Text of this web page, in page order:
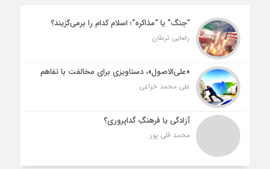
“جنگ” یا “مذاکره”؛ اسلام کدام را برمی‌گزیند؟
رضایی تربقان
«علی‌الاصول»، دستاویزی برای مخالفت با تفاهم
علی محمد خزاعی
آزادگی یا فرهنگِ گداپروری؟
محمد قلی پور